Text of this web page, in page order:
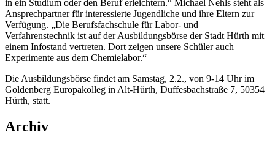
in ein Studium oder den Beruf erleichtern.“ Michael Nehls steht als
Ansprechpartner für interessierte Jugendliche und ihre Eltern zur
Verfügung. „Die Berufsfachschule für Labor- und
Verfahrenstechnik ist auf der Ausbildungsbörse der Stadt Hürth mit
einem Infostand vertreten. Dort zeigen unsere Schüler auch
Experimente aus dem Chemielabor.“
Die Ausbildungsbörse findet am Samstag, 2.2., von 9-14 Uhr im
Goldenberg Europakolleg in Alt-Hürth, Duffesbachstraße 7, 50354
Hürth, statt.
Archiv